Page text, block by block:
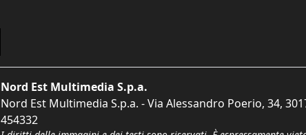
Nord Est Multimedia S.p.a.
Nord Est Multimedia S.p.a. - Via Alessandro Poerio, 34,
454332